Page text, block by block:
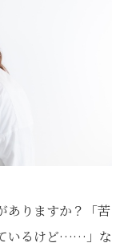
ありますか？「苦
いるけど……」な